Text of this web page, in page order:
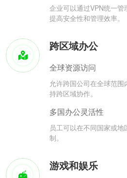
企业可以通过VPN统一管
提高安全性和管理效率。
跨区域办公
全球资源访问
允许跨国公司在全球范
持跨区域协作。
多国办公灵活性
员工可以在不同国家或
制。
游戏和娱乐